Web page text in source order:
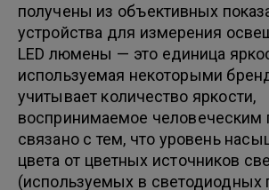
получены из объективных
устройства для измерения
LED люмены — это единица
используемая некоторыми
учитывает количество яркости,
воспринимаемое человеческим
связано с тем, что уровень
цвета от цветных источников
(используемых в светодиодных